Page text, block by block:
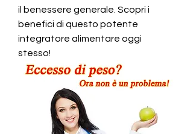
il benessere generale. Scopri i
benefici di questo potente
integratore alimentare oggi
stesso!